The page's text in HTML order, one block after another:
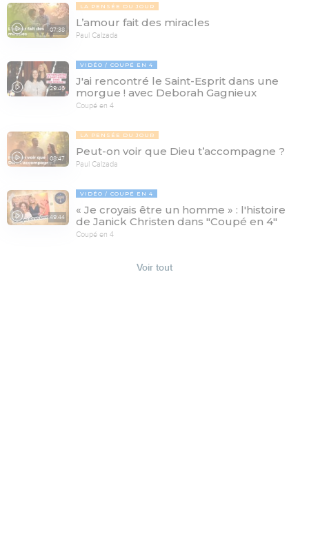
07:38
LA PENSÉE DU JOUR
L’amour fait des miracles
Paul Calzada
29:46
VIDÉO COUPÉ EN 4
J'ai rencontré le Saint-Esprit dans une
morgue ! avec Deborah Gagnieux
Coupé en 4
08:47
LA PENSÉE DU JOUR
Peut-on voir que Dieu t’accompagne ?
Paul Calzada
49:44
VIDÉO COUPÉ EN 4
« Je croyais être un homme » : l'histoire
de Janick Christen dans "Coupé en 4"
Coupé en 4
Voir tout